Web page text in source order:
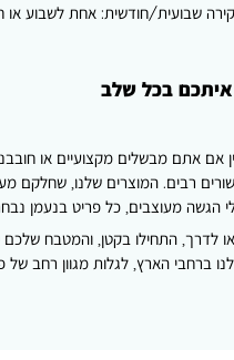
שבועית/חודשית: אחת לשבוע או
בכל שלב
אם אתם מבשלים מקצועיים או
רבים. המוצרים שלנו, שחלקם
הגשה מעוצבים, כל פריט בנעמן
לדרך, התחילו בקטן, והמטבח
ברחבי הארץ, לגלות מגוון רחב